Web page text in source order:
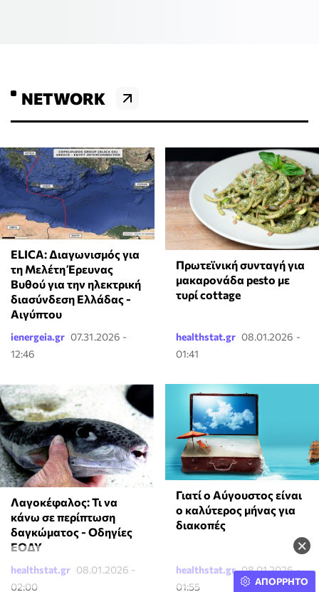
×
NETWORK
ELICA: Διαγωνισμός για
τη Μελέτη Έρευνας
Βυθού για την ηλεκτρική
διασύνδεση Ελλάδας -
Αιγύπτου
ienergeia.gr 07.31.2026 -
12:46
Πρωτεϊνική συνταγή για
μακαρονάδα pesto με
τυρί cottage
healthstat.gr 08.01.2026 -
01:41
Λαγοκέφαλος: Τι να
κάνω σε περίπτωση
δαγκώματος - Οδηγίες
ΕΟΔΥ
healthstat.gr 08.01.2026 -
02:00
Γιατί ο Αύγουστος είναι
ο καλύτερος μήνας για
διακοπές
healthstat.gr 08.01.2026 -
01:55
ΑΠΟΡΡΗΤΟ